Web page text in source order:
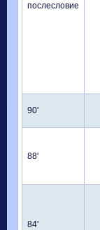
послесловие
90'
88'
84'